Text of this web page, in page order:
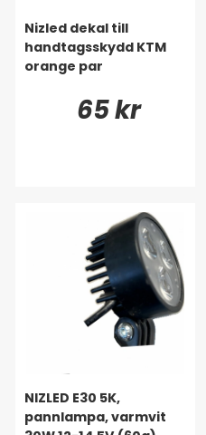
Nizled dekal till
handtagsskydd KTM
orange par
65 kr
NIZLED E30 5K,
pannlampa, varmvit